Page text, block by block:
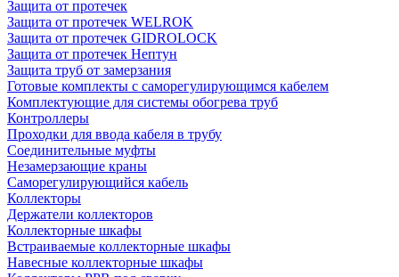
Защита от протечек
Защита от протечек WELROK
Защита от протечек GIDROLOCK
Защита от протечек Нептун
Защита труб от замерзания
Готовые комплекты с саморегулирующимся кабелем
Комплектующие для системы обогрева труб
Контроллеры
Проходки для ввода кабеля в трубу
Соединительные муфты
Незамерзающие краны
Саморегулирующийся кабель
Коллекторы
Держатели коллекторов
Коллекторные шкафы
Встраиваемые коллекторные шкафы
Навесные коллекторные шкафы